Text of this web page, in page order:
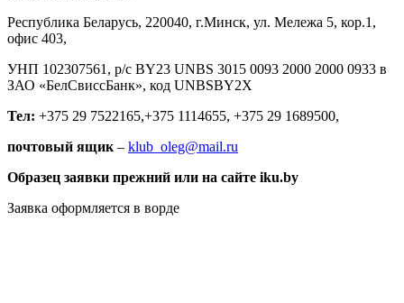
Республика Беларусь, 220040, г.Минск, ул. Мележа 5, кор.1,
офис 403,
УНП 102307561, р/с BY23 UNBS 3015 0093 2000 2000 0933 в
ЗАО «БелСвиссБанк», код UNBSBY2X
Тел: +375 29 7522165,+375 1114655, +375 29 1689500,
почтовый ящик – klub_oleg@mail.ru
Образец заявки прежний или на сайте iku.by
Заявка оформляется в ворде